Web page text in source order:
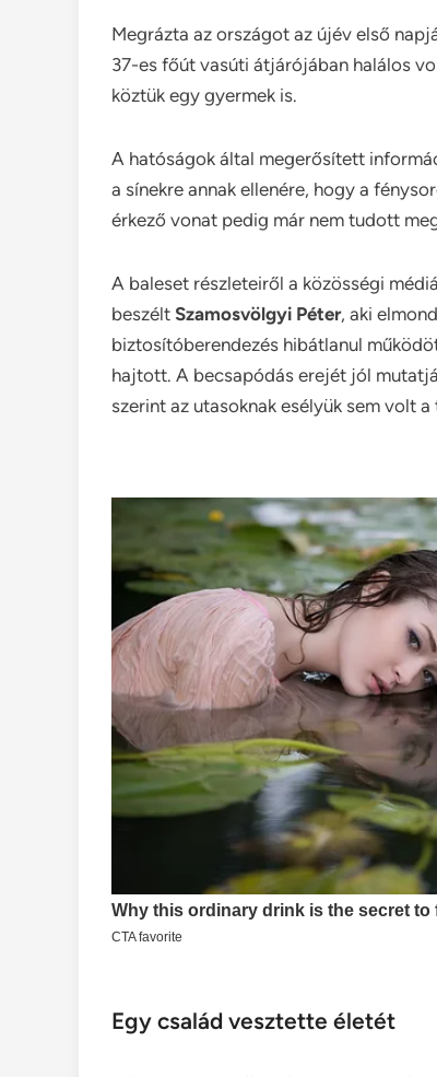
Megrázta az országot az újév első
37-es főút vasúti átjárójában halálos
köztük egy gyermek is.
A hatóságok által megerősített
a sínekre annak ellenére, hogy a
érkező vonat pedig már nem tudott
A baleset részleteiről a közösségi
beszélt Szamosvölgyi Péter, aki
biztosítóberendezés hibátlanul
hajtott. A becsapódás erejét jól
szerint az utasoknak esélyük sem volt a
Egy család vesztette életét